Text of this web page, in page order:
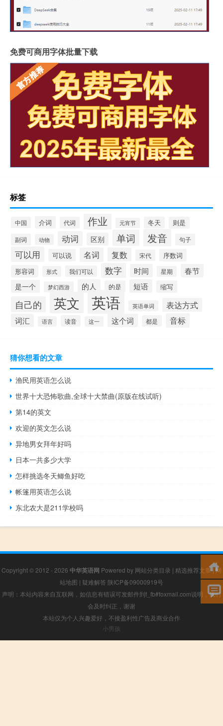
免费可商用字体批量下载
标签
中国 介词 代词 作业 元宵节 冬天
则是
副词
动物 动词 区别 单词 发音 句子
可以用 可以说 名词 复数 宋代
序数词
形容词
形式 我们可以 数字 时间 星期 春节
是一个 梦幻西游 的人 的是 短语 缩写
自己的 英文 英语 英语单词 表达方式
词汇 语言 读音 这一 这个词 都是 音标
猜你想看的文章
渔民用英语怎么说
世界十大恐怖歌曲,全球十大禁曲(原版在线试听)
第14的英文
欢迎的英文怎么说
异地男女拜年好吗
日本一共多少大学
怎样挑选冬天鲫鱼好吃
帐篷用英语怎么说
东北农大是211学校吗
Copyright © 2012 - 2026 中华英语网 Powered by 网站分类目录 | 精选推荐文章|网
站地图 | 疑难解答 陕ICP备09000919号
声明：本站内容来自互联网，如信息有错误可发邮件到f_fb#foxmail.com说明，我们
会及时纠正，谢谢
本站仅为个人兴趣爱好，不接盈利性广告及商业合作
小男孩